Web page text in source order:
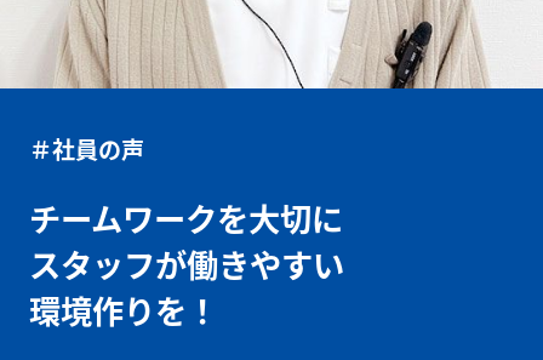
＃社員の声
チームワークを大切に
スタッフが働きやすい
環境作りを！